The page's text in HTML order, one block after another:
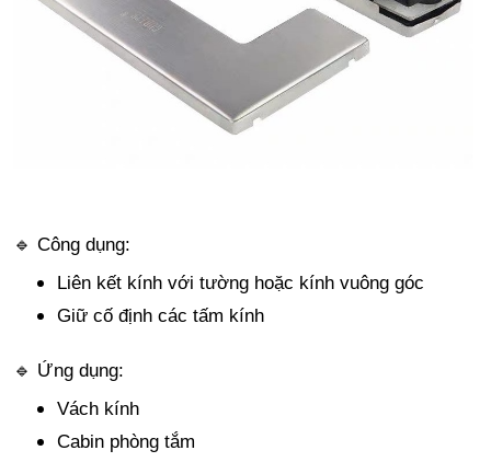
🔹 Công dụng:
Liên kết kính với tường hoặc kính vuông góc
Giữ cố định các tấm kính
🔹 Ứng dụng:
Vách kính
Cabin phòng tắm